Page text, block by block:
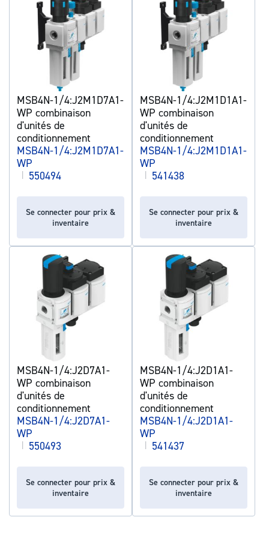
MSB4N-1/4:J2M1D7A1-
WP combinaison
d'unités de
conditionnement
MSB4N-1/4:J2M1D7A1-
WP
| 550494
Se connecter pour prix &
inventaire
MSB4N-1/4:J2M1D1A1-
WP combinaison
d'unités de
conditionnement
MSB4N-1/4:J2M1D1A1-
WP
| 541438
Se connecter pour prix &
inventaire
MSB4N-1/4:J2D7A1-
WP combinaison
d'unités de
conditionnement
MSB4N-1/4:J2D7A1-
WP
| 550493
Se connecter pour prix &
inventaire
MSB4N-1/4:J2D1A1-
WP combinaison
d'unités de
conditionnement
MSB4N-1/4:J2D1A1-
WP
| 541437
Se connecter pour prix &
inventaire